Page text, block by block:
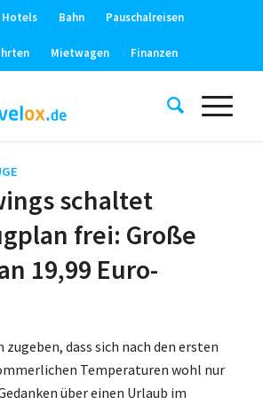
Hotels Bahn Pauschalreisen
Mietwagen Finanzen
schaltet
frei: Große
19,99 Euro-
zugeben, dass sich nach den ersten
Temperaturen wohl nur
über einen Urlaub im